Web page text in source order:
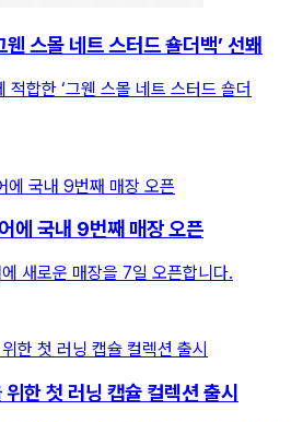
스몰 네트 스터드 숄더백’ 선봬
적합한 ‘그웬 스몰 네트 스터드 숄더
에 국내 9번째 매장 오픈
새로운 매장을 7일 오픈합니다.
한 첫 러닝 캡슐 컬렉션 출시